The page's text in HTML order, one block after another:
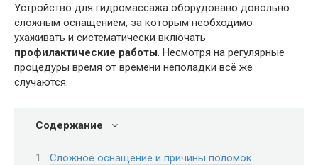
Устройство для гидромассажа оборудовано довольно
сложным оснащением, за которым необходимо
ухаживать и систематически включать
профилактические работы . Несмотря на регулярные
процедуры время от времени неполадки всё же
случаются.
Содержание
Сложное оснащение и причины поломок